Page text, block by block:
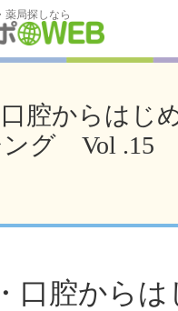
薬局探しなら
腔からはじ
ング Vol .15
口腔からは